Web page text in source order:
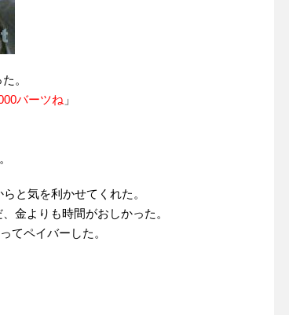
。
バーツね 」
と気を利かせてくれた。
金よりも時間がおしかった。
てペイバーした。